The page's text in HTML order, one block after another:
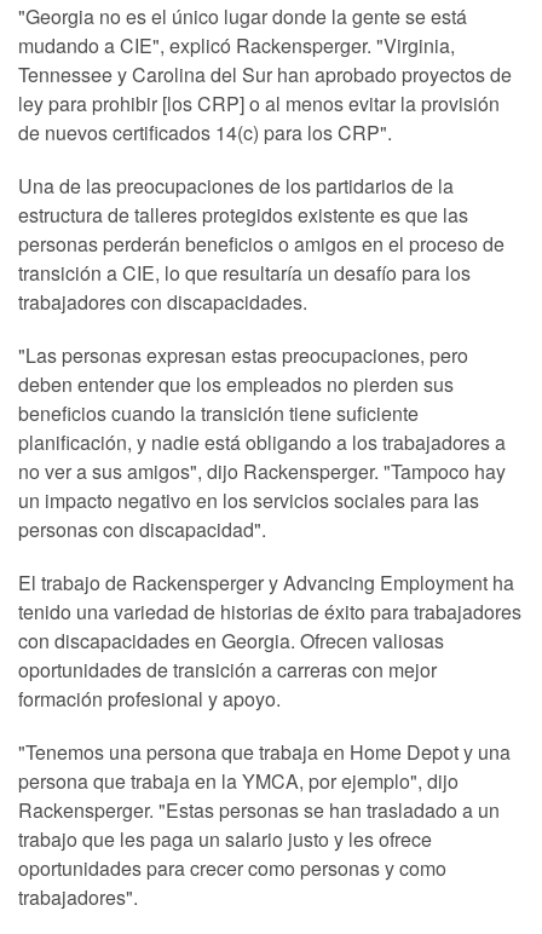
"Georgia no es el único lugar donde la gente se está
mudando a CIE", explicó Rackensperger. "Virginia,
Tennessee y Carolina del Sur han aprobado proyectos de
ley para prohibir [los CRP] o al menos evitar la provisión
de nuevos certificados 14(c) para los CRP".
Una de las preocupaciones de los partidarios de la
estructura de talleres protegidos existente es que las
personas perderán beneficios o amigos en el proceso de
transición a CIE, lo que resultaría un desafío para los
trabajadores con discapacidades.
"Las personas expresan estas preocupaciones, pero
deben entender que los empleados no pierden sus
beneficios cuando la transición tiene suficiente
planificación, y nadie está obligando a los trabajadores a
no ver a sus amigos", dijo Rackensperger. "Tampoco hay
un impacto negativo en los servicios sociales para las
personas con discapacidad".
El trabajo de Rackensperger y Advancing Employment ha
tenido una variedad de historias de éxito para trabajadores
con discapacidades en Georgia. Ofrecen valiosas
oportunidades de transición a carreras con mejor
formación profesional y apoyo.
"Tenemos una persona que trabaja en Home Depot y una
persona que trabaja en la YMCA, por ejemplo", dijo
Rackensperger. "Estas personas se han trasladado a un
trabajo que les paga un salario justo y les ofrece
oportunidades para crecer como personas y como
trabajadores".